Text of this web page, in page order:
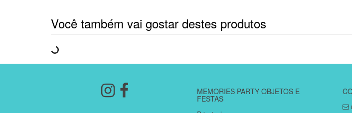
Você também vai gostar destes produtos
MEMORIES PARTY OBJETOS E
FESTAS